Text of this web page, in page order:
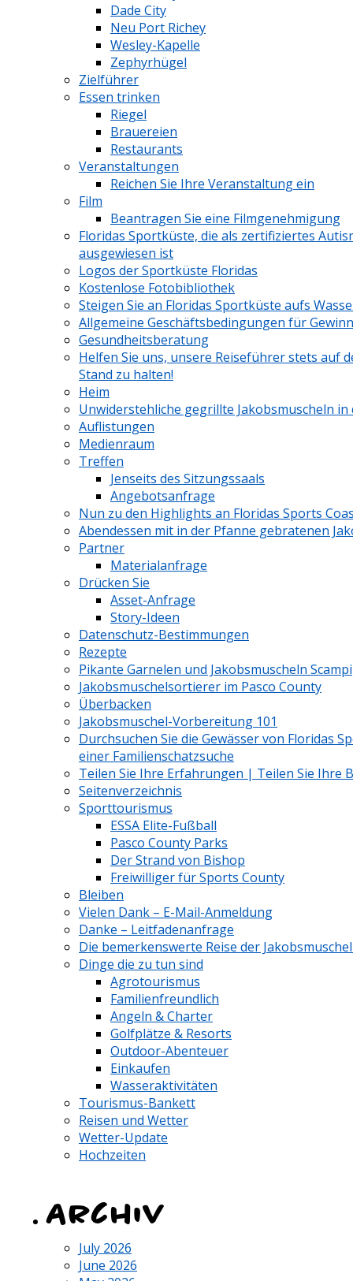
Dade City
Neu Port Richey
Wesley-Kapelle
Zephyrhügel
Zielführer
Essen trinken
Riegel
Brauereien
Restaurants
Veranstaltungen
Reichen Sie Ihre Veranstaltung ein
Film
Beantragen Sie eine Filmgenehmigung
Floridas Sportküste, die als zertifiziertes
ausgewiesen ist
Logos der Sportküste Floridas
Kostenlose Fotobibliothek
Steigen Sie an Floridas Sportküste aufs
Allgemeine Geschäftsbedingungen für
Gesundheitsberatung
Helfen Sie uns, unsere Reiseführer stets auf
Stand zu halten!
Heim
Unwiderstehliche gegrillte Jakobsmuscheln in
Auflistungen
Medienraum
Treffen
Jenseits des Sitzungssaals
Angebotsanfrage
Nun zu den Highlights an Floridas Sports
Abendessen mit in der Pfanne gebratenen
Partner
Materialanfrage
Drücken Sie
Asset-Anfrage
Story-Ideen
Datenschutz-Bestimmungen
Rezepte
Pikante Garnelen und Jakobsmuscheln Scampi
Jakobsmuschelsortierer im Pasco County
Überbacken
Jakobsmuschel-Vorbereitung 101
Durchsuchen Sie die Gewässer von Floridas
einer Familienschatzsuche
Teilen Sie Ihre Erfahrungen | Teilen Sie Ihre
Seitenverzeichnis
Sporttourismus
ESSA Elite-Fußball
Pasco County Parks
Der Strand von Bishop
Freiwilliger für Sports County
Bleiben
Vielen Dank – E-Mail-Anmeldung
Danke – Leitfadenanfrage
Die bemerkenswerte Reise der
Dinge die zu tun sind
Agrotourismus
Familienfreundlich
Angeln & Charter
Golfplätze & Resorts
Outdoor-Abenteuer
Einkaufen
Wasseraktivitäten
Tourismus-Bankett
Reisen und Wetter
Wetter-Update
Hochzeiten
Archiv
July 2026
June 2026